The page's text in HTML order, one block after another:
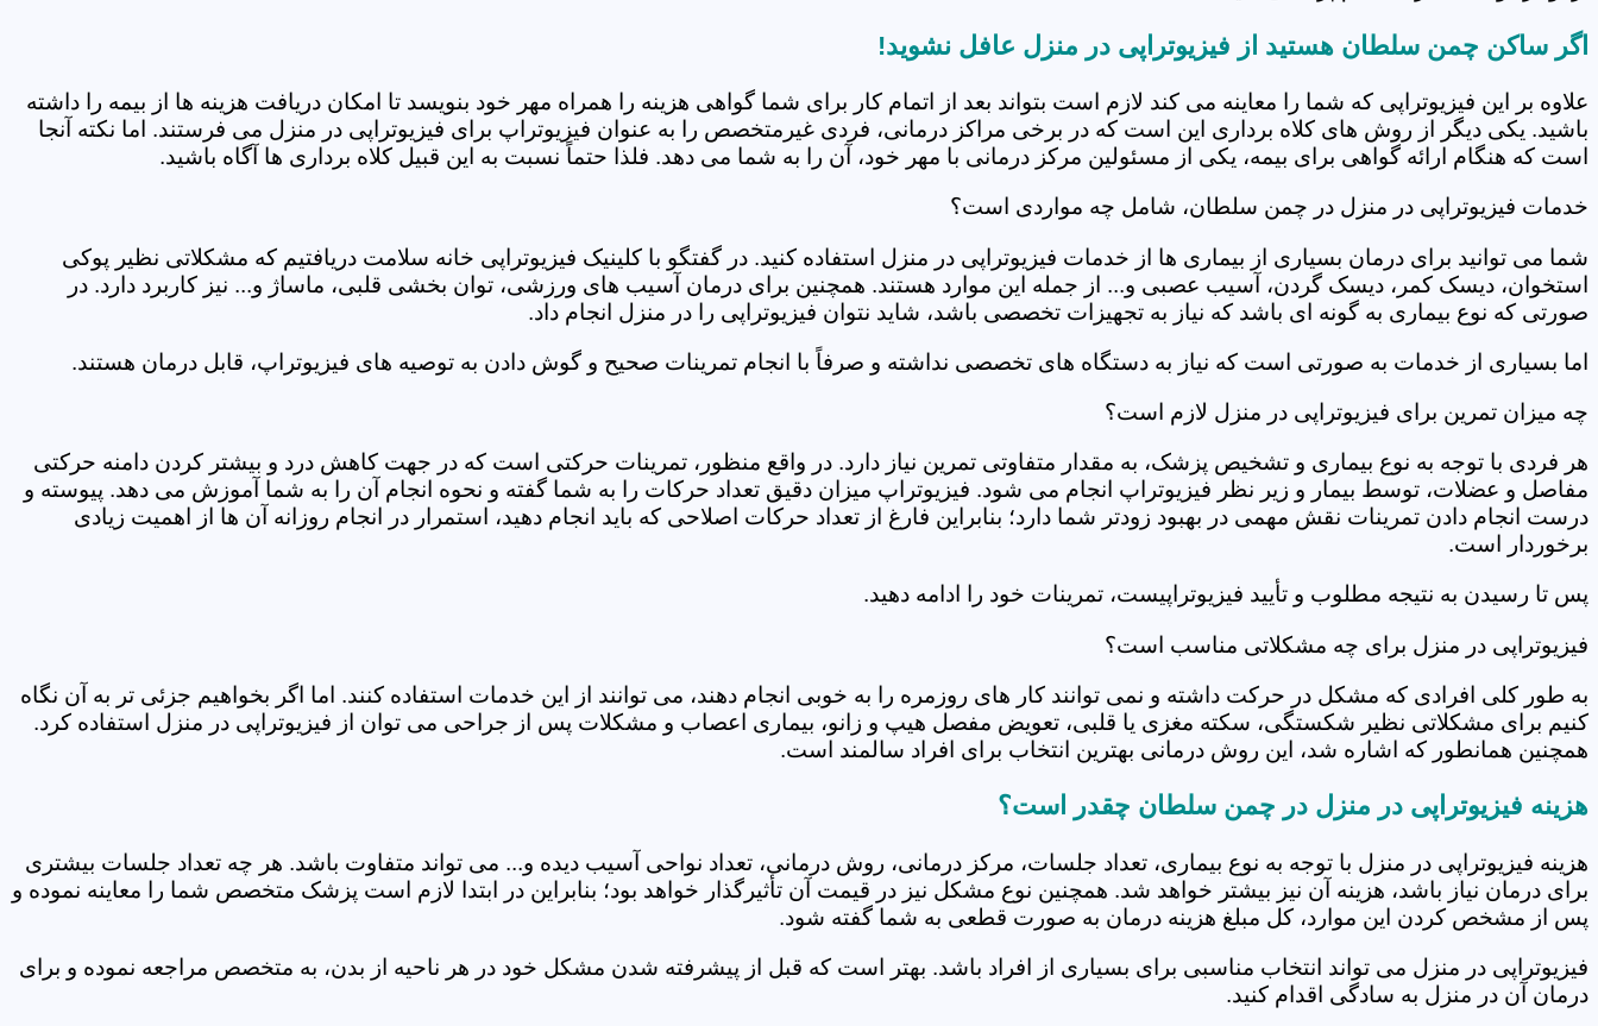
اگر ساکن چمن سلطان هستید از فیزیوتراپی در منزل عافل نشوید!
علاوه بر این فیزیوتراپی که شما را معاینه می کند لازم است بتواند بعد از اتمام کار برای شما گواهی هزینه را همراه مهر خود بنویسد تا امکان دریافت هزینه ها از بیمه را داشته
باشید. یکی دیگر از روش های کلاه برداری این است که در برخی مراکز درمانی، فردی غیرمتخصص را به عنوان فیزیوتراپ برای فیزیوتراپی در منزل می فرستند. اما نکته آنجا
است که هنگام ارائه گواهی برای بیمه، یکی از مسئولین مرکز درمانی با مهر خود، آن را به شما می دهد. فلذا حتماً نسبت به این قبیل کلاه برداری ها آگاه باشید.
خدمات فیزیوتراپی در منزل در چمن سلطان، شامل چه مواردی است؟
شما می توانید برای درمان بسیاری از بیماری ها از خدمات فیزیوتراپی در منزل استفاده کنید. در گفتگو با کلینیک فیزیوتراپی خانه سلامت دریافتیم که مشکلاتی نظیر پوکی
استخوان، دیسک کمر، دیسک گردن، آسیب عصبی و... از جمله این موارد هستند. همچنین برای درمان آسیب های ورزشی، توان بخشی قلبی، ماساژ و... نیز کاربرد دارد. در
صورتی که نوع بیماری به گونه ای باشد که نیاز به تجهیزات تخصصی باشد، شاید نتوان فیزیوتراپی را در منزل انجام داد.
اما بسیاری از خدمات به صورتی است که نیاز به دستگاه های تخصصی نداشته و صرفاً با انجام تمرینات صحیح و گوش دادن به توصیه های فیزیوتراپ، قابل درمان هستند.
چه میزان تمرین برای فیزیوتراپی در منزل لازم است؟
هر فردی با توجه به نوع بیماری و تشخیص پزشک، به مقدار متفاوتی تمرین نیاز دارد. در واقع منظور، تمرینات حرکتی است که در جهت کاهش درد و بیشتر کردن دامنه حرکتی
مفاصل و عضلات، توسط بیمار و زیر نظر فیزیوتراپ انجام می شود. فیزیوتراپ میزان دقیق تعداد حرکات را به شما گفته و نحوه انجام آن را به شما آموزش می دهد. پیوسته و
درست انجام دادن تمرینات نقش مهمی در بهبود زودتر شما دارد؛ بنابراین فارغ از تعداد حرکات اصلاحی که باید انجام دهید، استمرار در انجام روزانه آن ها از اهمیت زیادی
برخوردار است.
پس تا رسیدن به نتیجه مطلوب و تأیید فیزیوتراپیست، تمرینات خود را ادامه دهید.
فیزیوتراپی در منزل برای چه مشکلاتی مناسب است؟
به طور کلی افرادی که مشکل در حرکت داشته و نمی توانند کار های روزمره را به خوبی انجام دهند، می توانند از این خدمات استفاده کنند. اما اگر بخواهیم جزئی تر به آن نگاه
کنیم برای مشکلاتی نظیر شکستگی، سکته مغزی یا قلبی، تعویض مفصل هیپ و زانو، بیماری اعصاب و مشکلات پس از جراحی می توان از فیزیوتراپی در منزل استفاده کرد.
همچنین همانطور که اشاره شد، این روش درمانی بهترین انتخاب برای افراد سالمند است.
هزینه فیزیوتراپی در منزل در چمن سلطان چقدر است؟
هزینه فیزیوتراپی در منزل با توجه به نوع بیماری، تعداد جلسات، مرکز درمانی، روش درمانی، تعداد نواحی آسیب دیده و... می تواند متفاوت باشد. هر چه تعداد جلسات بیشتری
برای درمان نیاز باشد، هزینه آن نیز بیشتر خواهد شد. همچنین نوع مشکل نیز در قیمت آن تأثیرگذار خواهد بود؛ بنابراین در ابتدا لازم است پزشک متخصص شما را معاینه نموده و
پس از مشخص کردن این موارد، کل مبلغ هزینه درمان به صورت قطعی به شما گفته شود.
فیزیوتراپی در منزل می تواند انتخاب مناسبی برای بسیاری از افراد باشد. بهتر است که قبل از پیشرفته شدن مشکل خود در هر ناحیه از بدن، به متخصص مراجعه نموده و برای
درمان آن در منزل به سادگی اقدام کنید.